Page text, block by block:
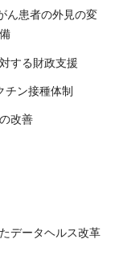
ん患者の外見の変
する財政支援
ン接種体制
改善
データヘルス改革